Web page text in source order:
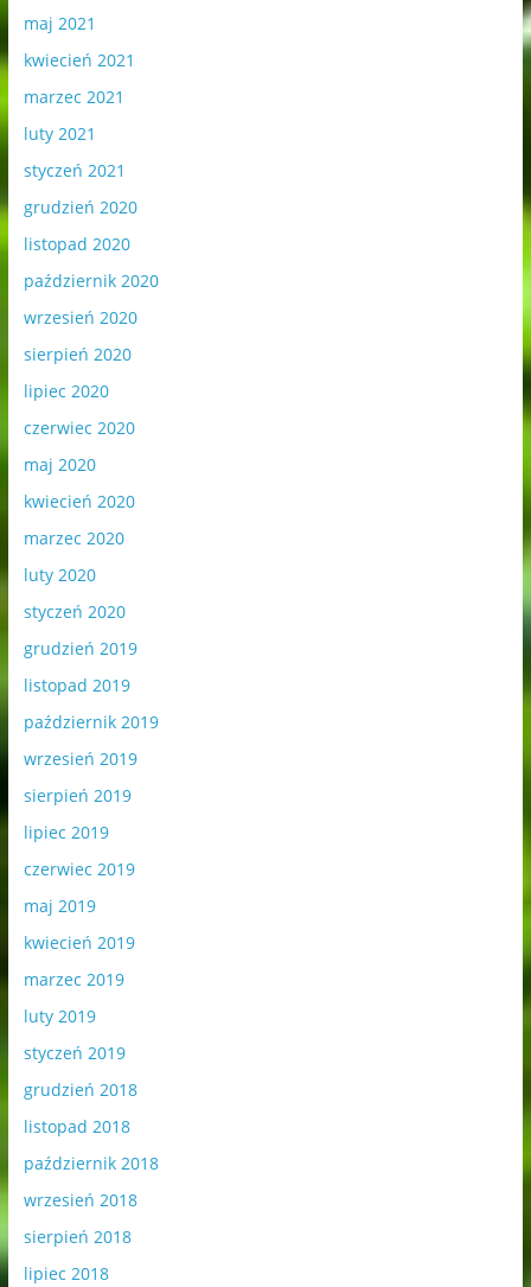
maj 2021
kwiecień 2021
marzec 2021
luty 2021
styczeń 2021
grudzień 2020
listopad 2020
październik 2020
wrzesień 2020
sierpień 2020
lipiec 2020
czerwiec 2020
maj 2020
kwiecień 2020
marzec 2020
luty 2020
styczeń 2020
grudzień 2019
listopad 2019
październik 2019
wrzesień 2019
sierpień 2019
lipiec 2019
czerwiec 2019
maj 2019
kwiecień 2019
marzec 2019
luty 2019
styczeń 2019
grudzień 2018
listopad 2018
październik 2018
wrzesień 2018
sierpień 2018
lipiec 2018